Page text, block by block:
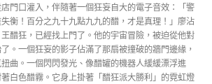
門口灌入，伴隨著一個狂妄自大的電子音效：「警
衡！百分之九十九點九九的醋，才是真理！」廖沾
醋狂，已經找上門了。他的宇宙冒險，被迫從他對
。一個狂妄的影子佔滿了那扇被撞破的牆門邊緣，
曲。一個閃閃發光、像醋罐的機器人緩緩漂浮進
白色醋霧。它身上掛著「醋狂派大勝利」的霓虹燈